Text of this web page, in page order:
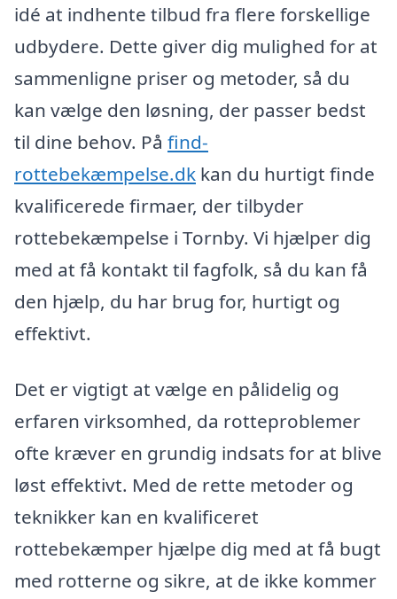
idé at indhente tilbud fra flere forskellige
udbydere. Dette giver dig mulighed for at
sammenligne priser og metoder, så du
kan vælge den løsning, der passer bedst
til dine behov. På find-
rottebekæmpelse.dk kan du hurtigt finde
kvalificerede firmaer, der tilbyder
rottebekæmpelse i Tornby. Vi hjælper dig
med at få kontakt til fagfolk, så du kan få
den hjælp, du har brug for, hurtigt og
effektivt.
Det er vigtigt at vælge en pålidelig og
erfaren virksomhed, da rotteproblemer
ofte kræver en grundig indsats for at blive
løst effektivt. Med de rette metoder og
teknikker kan en kvalificeret
rottebekæmper hjælpe dig med at få bugt
med rotterne og sikre, at de ikke kommer